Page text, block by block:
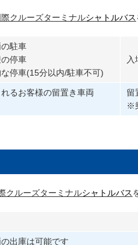
クルーズターミナルシャトルバス
駐車
停車
停車(15分以内/駐車不可)
入
るお客様の留置き車両
留
※
クルーズターミナルシャトルバス
出庫は可能です